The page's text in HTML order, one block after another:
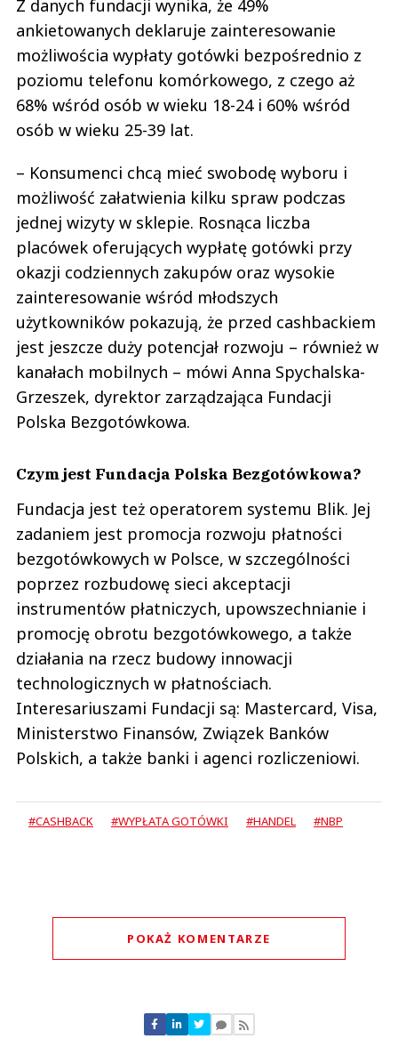
Z danych fundacji wynika, że 49%
ankietowanych deklaruje zainteresowanie
możliwościa wypłaty gotówki bezpośrednio z
poziomu telefonu komórkowego, z czego aż
68% wśród osób w wieku 18-24 i 60% wśród
osób w wieku 25-39 lat.
– Konsumenci chcą mieć swobodę wyboru i
możliwość załatwienia kilku spraw podczas
jednej wizyty w sklepie. Rosnąca liczba
placówek oferujących wypłatę gotówki przy
okazji codziennych zakupów oraz wysokie
zainteresowanie wśród młodszych
użytkowników pokazują, że przed cashbackiem
jest jeszcze duży potencjał rozwoju – również w
kanałach mobilnych – mówi Anna Spychalska-
Grzeszek, dyrektor zarządzająca Fundacji
Polska Bezgotówkowa.
Czym jest Fundacja Polska Bezgotówkowa?
Fundacja jest też operatorem systemu Blik. Jej
zadaniem jest promocja rozwoju płatności
bezgotówkowych w Polsce, w szczególności
poprzez rozbudowę sieci akceptacji
instrumentów płatniczych, upowszechnianie i
promocję obrotu bezgotówkowego, a także
działania na rzecz budowy innowacji
technologicznych w płatnościach.
Interesariuszami Fundacji są: Mastercard, Visa,
Ministerstwo Finansów, Związek Banków
Polskich, a także banki i agenci rozliczeniowi.
#CASHBACK #WYPŁATA GOTÓWKI #HANDEL #NBP
POKAŻ KOMENTARZE
Nie znaleziono komentarzy
Zostaw swoje komentarze